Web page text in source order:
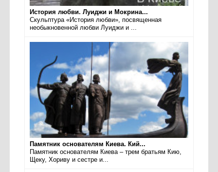
История любви. Луиджи и Мокрина...
Скульптура «История любви», посвященная
необыкновенной любви Луиджи и ...
Памятник основателям Киева. Кий...
Памятник основателям Киева – трем братьям Кию,
Щеку, Хориву и сестре и...